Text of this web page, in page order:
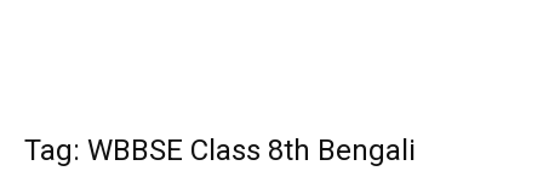
Tag: WBBSE Class 8th Bengali